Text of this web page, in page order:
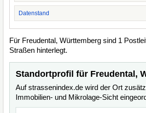
Datenstand
Für Freudental, Württemberg sind 1
Straßen hinterlegt.
Standortprofil für Freudental,
Auf strassenindex.de wird der Ort
Immobilien- und Mikrolage-Sicht